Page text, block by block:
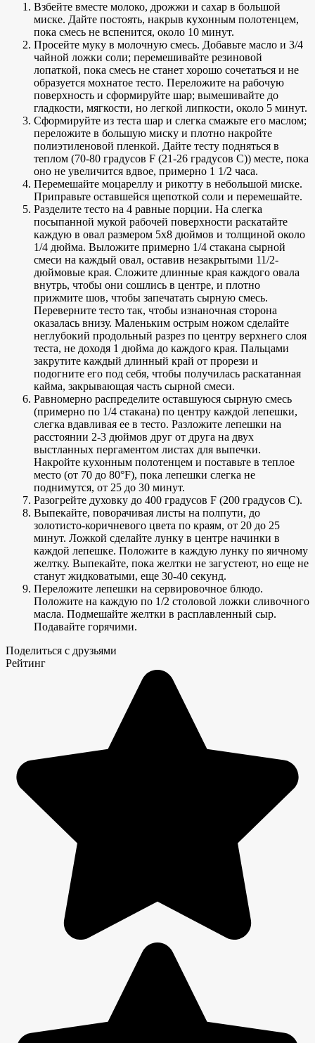
Взбейте вместе молоко, дрожжи и сахар в большой
миске. Дайте постоять, накрыв кухонным полотенцем,
пока смесь не вспенится, около 10 минут.
Просейте муку в молочную смесь. Добавьте масло и 3/4
чайной ложки соли; перемешивайте резиновой
лопаткой, пока смесь не станет хорошо сочетаться и не
образуется мохнатое тесто. Переложите на рабочую
поверхность и сформируйте шар; вымешивайте до
гладкости, мягкости, но легкой липкости, около 5 минут.
Сформируйте из теста шар и слегка смажьте его маслом;
переложите в большую миску и плотно накройте
полиэтиленовой пленкой. Дайте тесту подняться в
теплом (70-80 градусов F (21-26 градусов C)) месте, пока
оно не увеличится вдвое, примерно 1 1/2 часа.
Перемешайте моцареллу и рикотту в небольшой миске.
Приправьте оставшейся щепоткой соли и перемешайте.
Разделите тесто на 4 равные порции. На слегка
посыпанной мукой рабочей поверхности раскатайте
каждую в овал размером 5х8 дюймов и толщиной около
1/4 дюйма. Выложите примерно 1/4 стакана сырной
смеси на каждый овал, оставив незакрытыми 11/2-
дюймовые края. Сложите длинные края каждого овала
внутрь, чтобы они сошлись в центре, и плотно
прижмите шов, чтобы запечатать сырную смесь.
Переверните тесто так, чтобы изнаночная сторона
оказалась внизу. Маленьким острым ножом сделайте
неглубокий продольный разрез по центру верхнего слоя
теста, не доходя 1 дюйма до каждого края. Пальцами
закрутите каждый длинный край от прорези и
подогните его под себя, чтобы получилась раскатанная
кайма, закрывающая часть сырной смеси.
Равномерно распределите оставшуюся сырную смесь
(примерно по 1/4 стакана) по центру каждой лепешки,
слегка вдавливая ее в тесто. Разложите лепешки на
расстоянии 2-3 дюймов друг от друга на двух
выстланных пергаментом листах для выпечки.
Накройте кухонным полотенцем и поставьте в теплое
место (от 70 до 80°F), пока лепешки слегка не
поднимутся, от 25 до 30 минут.
Разогрейте духовку до 400 градусов F (200 градусов C).
Выпекайте, поворачивая листы на полпути, до
золотисто-коричневого цвета по краям, от 20 до 25
минут. Ложкой сделайте лунку в центре начинки в
каждой лепешке. Положите в каждую лунку по яичному
желтку. Выпекайте, пока желтки не загустеют, но еще не
станут жидковатыми, еще 30-40 секунд.
Переложите лепешки на сервировочное блюдо.
Положите на каждую по 1/2 столовой ложки сливочного
масла. Подмешайте желтки в расплавленный сыр.
Подавайте горячими.
Поделиться с друзьями
Рейтинг